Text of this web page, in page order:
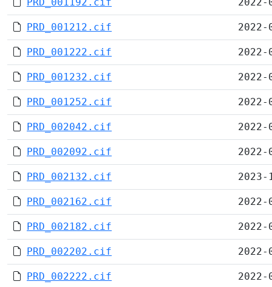
PRD_001212.cif
PRD_001222.cif
PRD_001232.cif
PRD_001252.cif
PRD_002042.cif
PRD_002092.cif
PRD_002132.cif
PRD_002162.cif
PRD_002182.cif
PRD_002202.cif
PRD_002222.cif